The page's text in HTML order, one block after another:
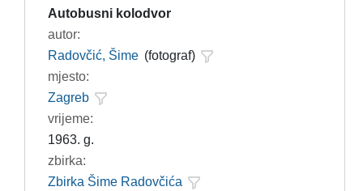
Autobusni kolodvor
autor:
Radovčić, Šime (fotograf)
mjesto:
Zagreb
vrijeme:
1963. g.
zbirka:
Zbirka Šime Radovčića